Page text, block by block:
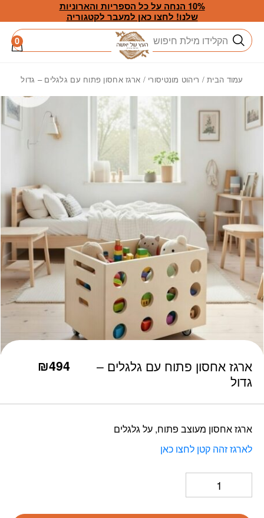
Skip to Content
10% הנחה על כל הספריות והארוניות
שלנו! לחצו כאן למעבר לקטגוריה
חיפוש 0
עמוד הבית/ ריהוט מונטיסורי / ארגז אחסון פתוח עם גלגלים – גדול
ארגז אחסון פתוח עם גלגלים –
גדול
₪494
ארגז אחסון מעוצב פתוח, על גלגלים
לארגז זהה קטן לחצו כאן
כמות ארגז אחסון פתוח עם גלגלים - גדול